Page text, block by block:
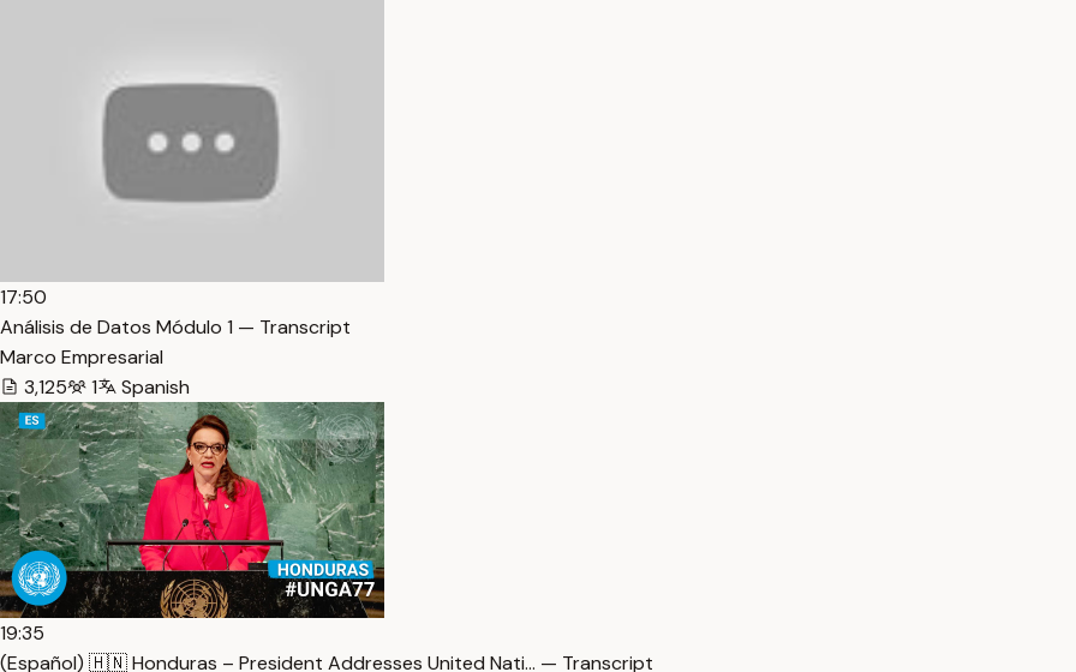
17:50
Análisis de Datos Módulo 1 — Transcript
Marco Empresarial
3,125
1 Spanish
19:35
(Español) 🇭🇳 Honduras – President Addresses United Nati… — Transcript